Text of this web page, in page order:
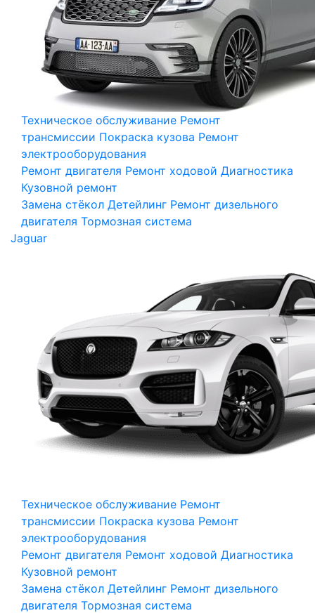
Техническое обслуживание Ремонт
трансмиссии Покраска кузова Ремонт
электрооборудования
Ремонт двигателя Ремонт ходовой Диагностика
Кузовной ремонт
Замена стёкол Детейлинг Ремонт дизельного
двигателя Тормозная система
Jaguar
Техническое обслуживание Ремонт
трансмиссии Покраска кузова Ремонт
электрооборудования
Ремонт двигателя Ремонт ходовой Диагностика
Кузовной ремонт
Замена стёкол Детейлинг Ремонт дизельного
двигателя Тормозная система